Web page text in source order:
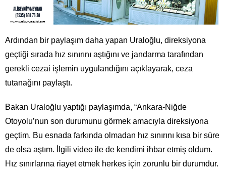
Ardından bir paylaşım daha yapan Uraloğlu, direksiyona
geçtiği sırada hız sınırını aştığını ve jandarma tarafından
gerekli cezai işlemin uygulandığını açıklayarak, ceza
tutanağını paylaştı.
Bakan Uraloğlu yaptığı paylaşımda, “Ankara-Niğde
Otoyolu’nun son durumunu görmek amacıyla direksiyona
geçtim. Bu esnada farkında olmadan hız sınırını kısa bir süre
de olsa aştım. İlgili video ile de kendimi ihbar etmiş oldum.
Hız sınırlarına riayet etmek herkes için zorunlu bir durumdur.